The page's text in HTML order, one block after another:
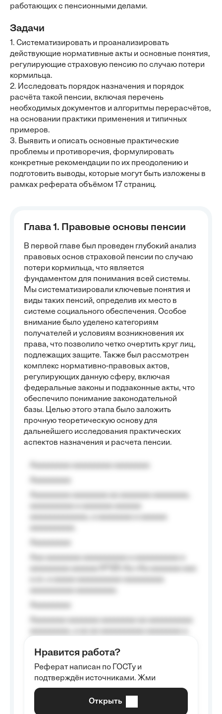
работающих с пенсионными делами.
Задачи
1. Систематизировать и проанализировать
действующие нормативные акты и основные понятия,
регулирующие страховую пенсию по случаю потери
кормильца.
2. Исследовать порядок назначения и порядок
расчёта такой пенсии, включая перечень
необходимых документов и алгоритмы перерасчётов,
на основании практики применения и типичных
примеров.
3. Выявить и описать основные практические
проблемы и противоречия, формулировать
конкретные рекомендации по их преодолению и
подготовить выводы, которые могут быть изложены в
рамках реферата объёмом 17 страниц.
Глава 1. Правовые основы пенсии
В первой главе был проведен глубокий анализ
правовых основ страховой пенсии по случаю
потери кормильца, что является
фундаментом для понимания всей системы.
Мы систематизировали ключевые понятия и
виды таких пенсий, определив их место в
системе социального обеспечения. Особое
внимание было уделено категориям
получателей и условиям возникновения их
права, что позволило четко очертить круг лиц,
подлежащих защите. Также был рассмотрен
комплекс нормативно-правовых актов,
регулирующих данную сферу, включая
федеральные законы и подзаконные акты, что
обеспечило понимание законодательной
базы. Целью этого этапа было заложить
прочную теоретическую основу для
дальнейшего исследования практических
аспектов назначения и расчета пенсии.
Aaaaaaaaa
Aaaaaaaaaa aa aaa aaaaaaaaa, a aaa
aaaaaaaaaa aaa, a aaaaaaaaaa, aaaaaa
aaaaaa a aaaaaa.
Aaaaaa-aaaaaaaaaaa aaaaaa
Нравится работа?
Реферат написан по ГОСТу и
подтверждён источниками. Жми
Открыть